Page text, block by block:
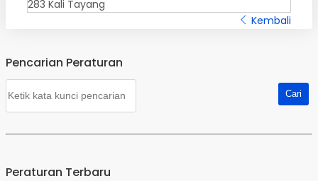
283 Kali Tayang
Kembali
Pencarian Peraturan
Peraturan Terbaru